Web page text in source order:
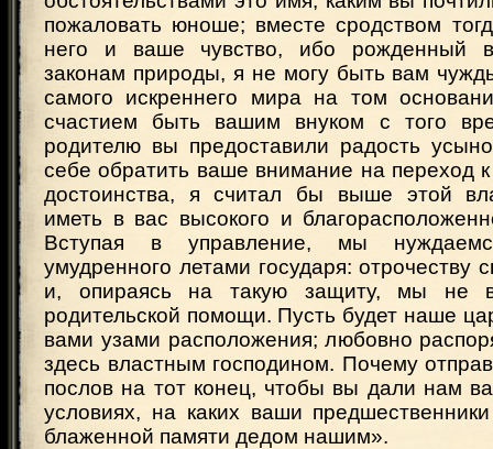
пожаловать юноше; вместе сродством
него и ваше чувство, ибо рожденный
законам природы, я не могу быть вам
самого искреннего мира на том
счастием быть вашим внуком с того
родителю вы предоставили радость
себе обратить ваше внимание на переход к
достоинства, я считал бы выше этой
иметь в вас высокого и
Вступая в управление, мы
умудренного летами государя: отрочеству
и, опираясь на такую защиту, мы не
родительской помощи. Пусть будет наше
вами узами расположения; любовно
здесь властным господином. Почему
послов на тот конец, чтобы вы дали нам
условиях, на каких ваши
блаженной памяти дедом нашим».